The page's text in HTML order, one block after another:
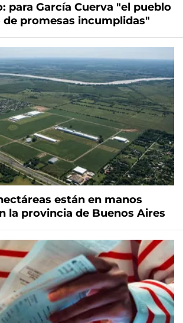
para García Cuerva "el pueblo
de promesas incumplidas"
están en manos
la provincia de Buenos Aires